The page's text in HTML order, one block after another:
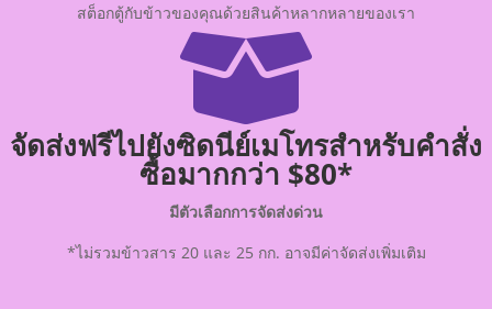
สต็อกตู้กับข้าวของคุณด้วยสินค้าหลากหลายของเรา

จัดส่งฟรีไปยังซิดนีย์เมโทรสำหรับคำสั่ง
ซื้อมากกว่า $80*
มีตัวเลือกการจัดส่งด่วน
*ไม่รวมข้าวสาร 20 และ 25 กก. อาจมีค่าจัดส่งเพิ่มเติม